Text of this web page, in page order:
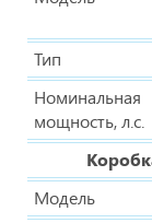
Тип
Номинальная
мощность, л.с.
Модель